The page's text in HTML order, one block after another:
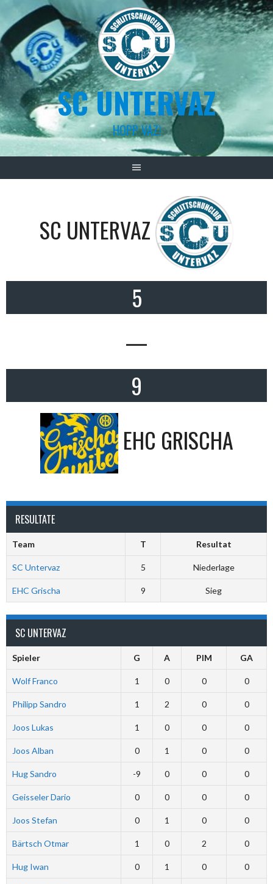
Skip
to
content
SC UNTERVAZ
HOPP VAZ!
SC UNTERVAZ
5
—
9
EHC GRISCHA
RESULTATE
Team T Resultat
SC Untervaz 5 Niederlage
EHC Grischa 9 Sieg
SC UNTERVAZ
Spieler G A PIM GA
Wolf Franco 1 0 0 0
Philipp Sandro 1 2 0 0
Joos Lukas 1 0 0 0
Joos Alban 0 1 0 0
Hug Sandro -9 0 0 0
Geisseler Dario 0 0 0 0
Joos Stefan 0 1 0 0
Bärtsch Otmar 1 0 2 0
Hug Iwan 0 1 0 0